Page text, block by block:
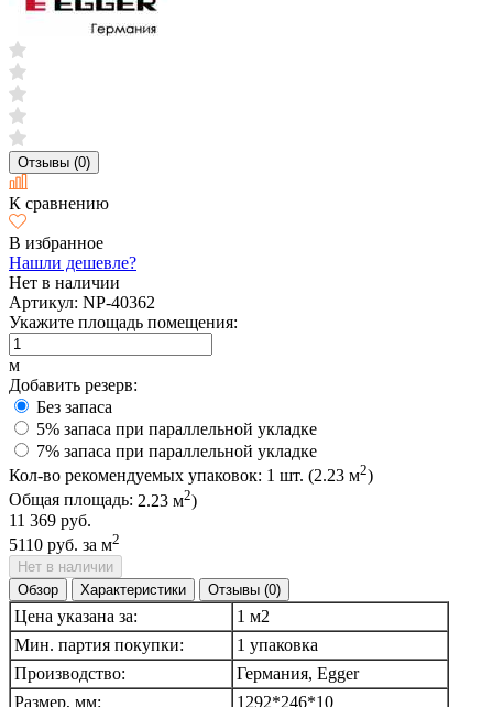
Отзывы (0)
К сравнению
В избранное
Нашли дешевле?
Нет в наличии
Артикул: NP-40362
Укажите площадь помещения:
м
Добавить резерв:
Без запаса
5% запаса при параллельной укладке
7% запаса при параллельной укладке
Кол-во рекомендуемых упаковок: 1 шт. (2.23 м2)
Общая площадь: 2.23 м2)
11 369 руб.
5110 руб. за м2
Нет в наличии
Обзор
Характеристики Отзывы (0)
Цена указана за:
1 м2
Мин. партия покупки:
1 упаковка
Производство:
Германия, Egger
Размер, мм:
1292*246*10